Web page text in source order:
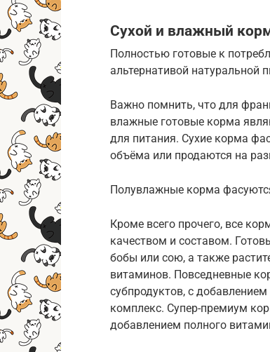
Сухой и влажный
Полностью готовые к
альтернативой натуральной
Важно помнить, что для
влажные готовые корма
для питания. Сухие корма
объёма или продаются на
Полувлажные корма
Кроме всего прочего, все
качеством и составом.
бобы или сою, а также
витаминов. Повседневные
субпродуктов, с
комплекс. Супер-премиум
добавлением полного